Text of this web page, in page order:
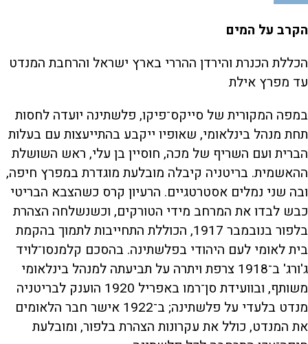
הקרב על המים
הכללת הכנרת והירדן ההררי בארץ ישראל והרחבת המנדט
עד מפרץ אילת
במפה המקורית של סייקס־פיקו, פלשתינה יועדה לחסות
תחת מנהל בינלאומי, שאופיו ייקבע בהתייעצות עם בעלות
הברית ועם השריף של מכה, חוסיין בן עלי, ראש השושלת
ההאשמית. בריטניה קיבלה מובלעת מוגדרת במפרץ חיפה,
ובה שני נמלים אסטרטגיים. הרעיון קרס כשהצבא הבריטי
כבש לבדו את המרחב מידי הטורקים, וכשנשלחה הצהרת
בלפור בנובמבר 1917, הכוללת התחייבות לתמוך בהקמת
בית לאומי לעם היהודי בפלשתינה. בהסכם קלמנסו־לויד
ג'ורג' ב־1918 צרפת ויתרה על תביעתה למנהל בינלאומי
משותף, ובוועידת סן־רמו באפריל 1920 הוענק לבריטניה
מנדט בלעדי על פלשתינה; ב־1922 אישר חבר הלאומים
את המנדט, כולל את עקרונות הצהרת בלפור, ומובלעת